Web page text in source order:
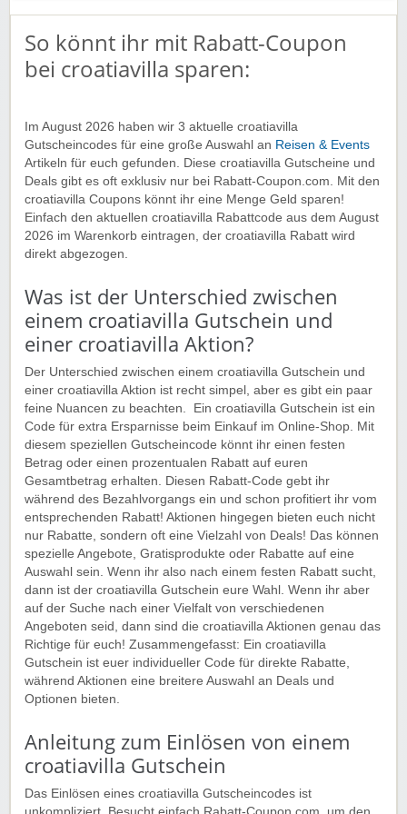
🛋️ Großes Wohnzimmer mit Kamin,DVD-Player, Sat-TV
🍽️ Voll ausgestattete Küche + separates Esszimmer
(für 5–6 Personen) auf der Terrasse im
Obergeschoss
🚿 Separates Gäste-WC und Hauswirtschaftsraum
🌳5000 m² Grundstück mit eingezäuntem Garten,
Sportzubehör (Fußball, Badminton, Volleyball)
📚 Eigene Infothek mit
Büchern, Broschüren und
🐾 Hundebecken vorhanden
Haustiere erlaubt
🚗 3 Parkplätze
➡️ Einfach unserem Link folgen und profitieren
So könnt ihr mit Rabatt-Coupon
bei croatiavilla sparen:
Im August 2026 haben wir 3 aktuelle croatiavilla
Gutscheincodes für eine große Auswahl an Reisen & Events
Artikeln für euch gefunden. Diese croatiavilla Gutscheine und
Deals gibt es oft exklusiv nur bei Rabatt-Coupon.com. Mit den
croatiavilla Coupons könnt ihr eine Menge Geld sparen!
Einfach den aktuellen croatiavilla Rabattcode aus dem August
2026 im Warenkorb eintragen, der croatiavilla Rabatt wird
direkt abgezogen.
Was ist der Unterschied zwischen
einem croatiavilla Gutschein und
einer croatiavilla Aktion?
Der Unterschied zwischen einem croatiavilla Gutschein und
einer croatiavilla Aktion ist recht simpel, aber es gibt ein paar
feine Nuancen zu beachten. Ein croatiavilla Gutschein ist ein
Code für extra Ersparnisse beim Einkauf im Online-Shop. Mit
diesem speziellen Gutscheincode könnt ihr einen festen
Betrag oder einen prozentualen Rabatt auf euren
Gesamtbetrag erhalten. Diesen Rabatt-Code gebt ihr
während des Bezahlvorgangs ein und schon profitiert ihr vom
entsprechenden Rabatt! Aktionen hingegen bieten euch nicht
nur Rabatte, sondern oft eine Vielzahl von Deals! Das können
spezielle Angebote, Gratisprodukte oder Rabatte auf eine
Auswahl sein. Wenn ihr also nach einem festen Rabatt sucht,
dann ist der croatiavilla Gutschein eure Wahl. Wenn ihr aber
auf der Suche nach einer Vielfalt von verschiedenen
Angeboten seid, dann sind die croatiavilla Aktionen genau das
Richtige für euch! Zusammengefasst: Ein croatiavilla
Gutschein ist euer individueller Code für direkte Rabatte,
während Aktionen eine breitere Auswahl an Deals und
Optionen bieten.
Anleitung zum Einlösen von einem
croatiavilla Gutschein
Das Einlösen eines croatiavilla Gutscheincodes ist